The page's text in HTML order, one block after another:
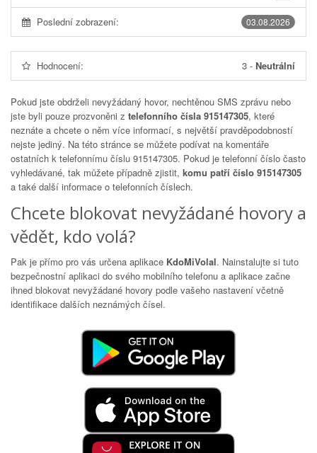
03.08.2026
Poslední zobrazení:
Hodnocení: 3 - Neutrální
Pokud jste obdrželi nevyžádaný hovor, nechtěnou SMS zprávu nebo
jste byli pouze prozvoněni z telefonního čísla 915147305, které
neznáte a chcete o něm více informací, s největší pravděpodobností
nejste jediný. Na této stránce se můžete podívat na komentáře
ostatních k telefonnímu číslu 915147305. Pokud je telefonní číslo často
vyhledávané, tak můžete případně zjistit, komu patří číslo 915147305
a také další informace o telefonních číslech.
Chcete blokovat nevyžádané hovory a
vědět, kdo volá?
Pak je přímo pro vás určena aplikace KdoMiVolal. Nainstalujte si tuto
bezpečnostní aplikaci do svého mobilního telefonu a aplikace začne
ihned blokovat nevyžádané hovory podle vašeho nastavení včetně
identifikace dalších neznámých čísel.